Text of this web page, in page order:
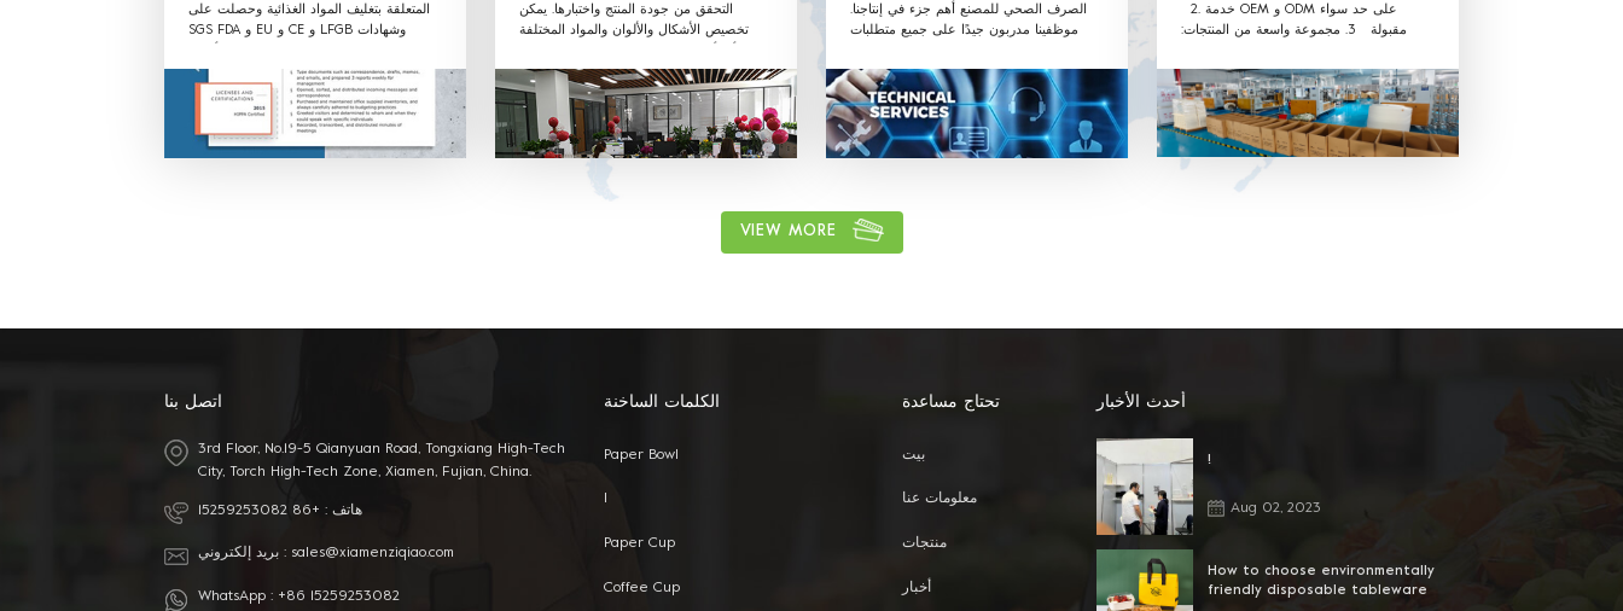
المتعلقة بتغليف المواد الغذائية وحصلت على
SGS FDA و EU و CE و LFGB وشهادات
التحقق من جودة المنتج واختبارها. يمكن
تخصيص الأشكال والألوان والمواد المختلفة
OEM: Label & Sticker & Hangtag مع
شعارك. توريد تصاميم الاقتباس والعفن في
الوقت المناسب. لدينا فريق مبيعات محترف
لتقديم أفضل خدمة.
الصرف الصحي للمصنع أهم جزء في إنتاجنا.
موظفينا مدربون جيدًا على جميع متطلبات
2. خدمة OEM و ODM على حد سواء
مقبولة 3. مجموعة واسعة من المنتجات:
بلاستيك PET ، صينية ، غلاف وحقيبة من
البلاستيك الملفوف للحفاظ على نضارة.
سوشي ، كيك ، بسكويت ، سلطة وعلبة
بلاستيك لتغليف أغذية أخرى ، صينية ، غلاف
وحقيبة لفافة بلاستيكية ، شراء وقفة واحدة
4. المواد المختلفة المتاحة: يمكن أن تكون
VIEW MORE
اتصل بنا
3rd Floor, No.19-5 Qianyuan Road, Tongxiang High-Tech
City, Torch High-Tech Zone, Xiamen, Fujian, China.
هاتف : +86 15259253082
بريد إلكتروني : sales@xiamenziqiao.com
WhatsApp : +86 15259253082
الكلمات الساخنة
Paper Bowl
I
Paper Cup
Coffee Cup
تحتاج مساعدة
بيت
معلومات عنا
منتجات
أخبار
أحدث الأخبار
!
Aug 02, 2023
How to choose environmentally
friendly disposable tableware